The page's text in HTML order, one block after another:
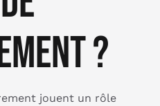
?
jouent un rôle